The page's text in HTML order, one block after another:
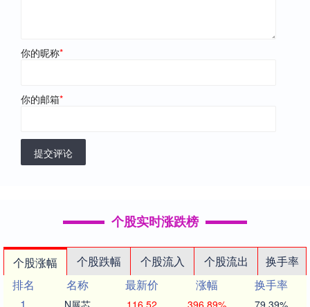
你的昵称*
你的邮箱*
提交评论
个股实时涨跌榜
个股涨幅 个股跌幅 个股流入 个股流出
换手率
排名
名称 最新价 涨幅
换手率